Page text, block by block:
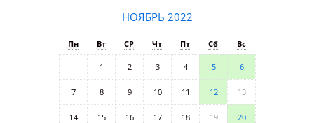
НОЯБРЬ 2022
Пн Вт СР Чт Пт Сб Вс
1 2 3 4 5 6
7 8 9 10 11 12 13
14 15 16 17 18 19 20